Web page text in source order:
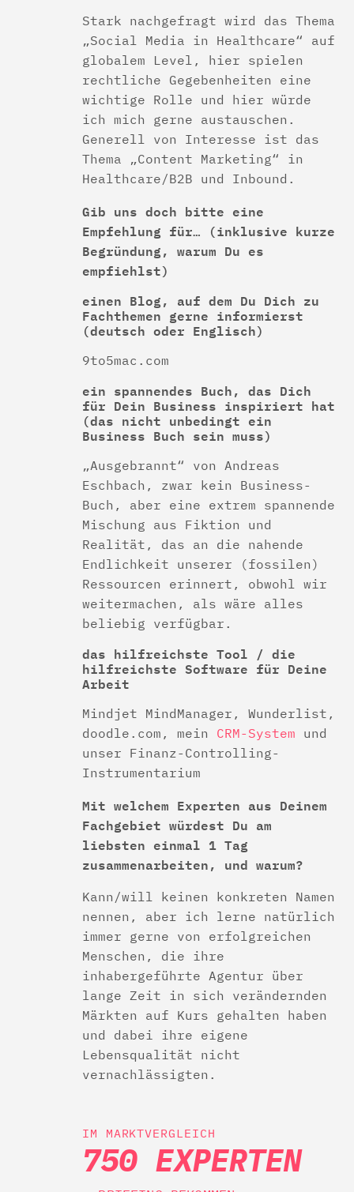
Stark nachgefragt wird das Thema
„Social Media in Healthcare“ auf
globalem Level, hier spielen
rechtliche Gegebenheiten eine
wichtige Rolle und hier würde
ich mich gerne austauschen.
Generell von Interesse ist das
Thema „Content Marketing“ in
Healthcare/B2B und Inbound.
Gib uns doch bitte eine
Empfehlung für… (inklusive kurze
Begründung, warum Du es
empfiehlst)
einen Blog, auf dem Du Dich zu
Fachthemen gerne informierst
(deutsch oder Englisch)
9to5mac.com
ein spannendes Buch, das Dich
für Dein Business inspiriert hat
(das nicht unbedingt ein
Business Buch sein muss)
„Ausgebrannt“ von Andreas
Eschbach, zwar kein Business-
Buch, aber eine extrem spannende
Mischung aus Fiktion und
Realität, das an die nahende
Endlichkeit unserer (fossilen)
Ressourcen erinnert, obwohl wir
weitermachen, als wäre alles
beliebig verfügbar.
das hilfreichste Tool / die
hilfreichste Software für Deine
Arbeit
Mindjet MindManager, Wunderlist,
doodle.com, mein CRM-System und
unser Finanz-Controlling-
Instrumentarium
Mit welchem Experten aus Deinem
Fachgebiet würdest Du am
liebsten einmal 1 Tag
zusammenarbeiten, und warum?
Kann/will keinen konkreten Namen
nennen, aber ich lerne natürlich
immer gerne von erfolgreichen
Menschen, die ihre
inhabergeführte Agentur über
lange Zeit in sich verändernden
Märkten auf Kurs gehalten haben
und dabei ihre eigene
Lebensqualität nicht
vernachlässigten.
IM MARKTVERGLEICH
750 EXPERTEN